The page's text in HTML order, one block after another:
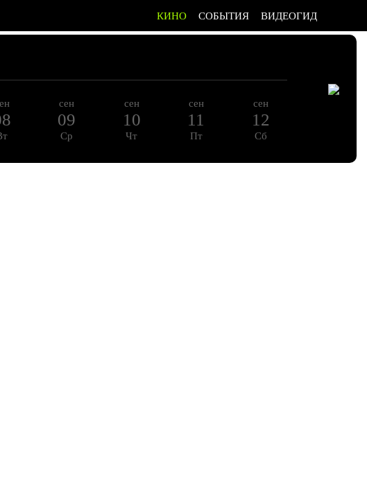
КИНО СОБЫТИЯ ВИДЕОГИД
сен
09
Ср
сен
10
Чт
сен
11
Пт
сен
12
Сб